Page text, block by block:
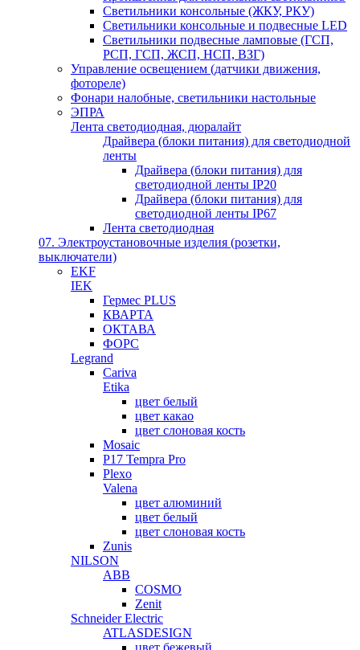
Светильники консольные (ЖКУ, РКУ)
Светильники консольные и подвесные LED
Светильники подвесные ламповые (ГСП,
РСП, ГСП, ЖСП, НСП, ВЗГ)
Управление освещением (датчики движения,
фотореле)
Фонари налобные, светильники настольные
ЭПРА
Лента светодиодная, дюралайт
Драйвера (блоки питания) для светодиодной
ленты
Драйвера (блоки питания) для
светодиодной ленты IP20
Драйвера (блоки питания) для
светодиодной ленты IP67
Лента светодиодная
07. Электроустановочные изделия (розетки,
выключатели)
EKF
IEK
Гермес PLUS
КВАРТА
ОКТАВА
ФОРС
Legrand
Cariva
Etika
цвет белый
цвет какао
цвет слоновая кость
Mosaic
P17 Tempra Pro
Plexo
Valena
цвет алюминий
цвет белый
цвет слоновая кость
Zunis
NILSON
ABB
COSMO
Zenit
Schneider Electric
ATLASDESIGN
цвет бежевый